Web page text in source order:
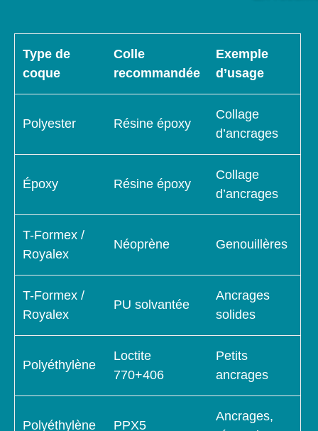
Type de
coque
Colle
recommandée
Exemple
d’usage
Polyester Résine époxy
Collage
d’ancrages
Époxy Résine époxy
Collage
d’ancrages
T-Formex /
Royalex
Néoprène Genouillères
T-Formex /
Royalex
PU solvantée
Ancrages
solides
Polyéthylène
Loctite
770+406
Petits
ancrages
Polyéthylène PPX5
Ancrages,